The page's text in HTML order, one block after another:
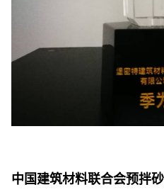
中国建筑材料联合会预拌